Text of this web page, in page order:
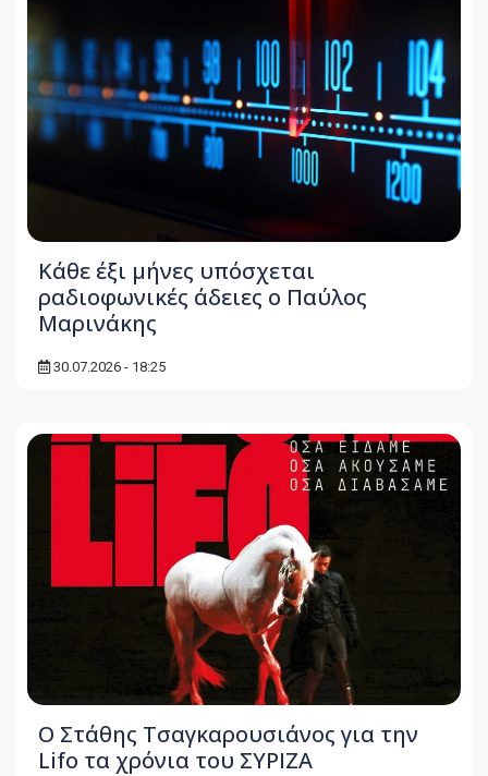
Κάθε έξι μήνες υπόσχεται
ραδιοφωνικές άδειες ο Παύλος
Μαρινάκης
30.07.2026 - 18:25
Ο Στάθης Τσαγκαρουσιάνος για την
Lifo τα χρόνια του ΣΥΡΙΖΑ